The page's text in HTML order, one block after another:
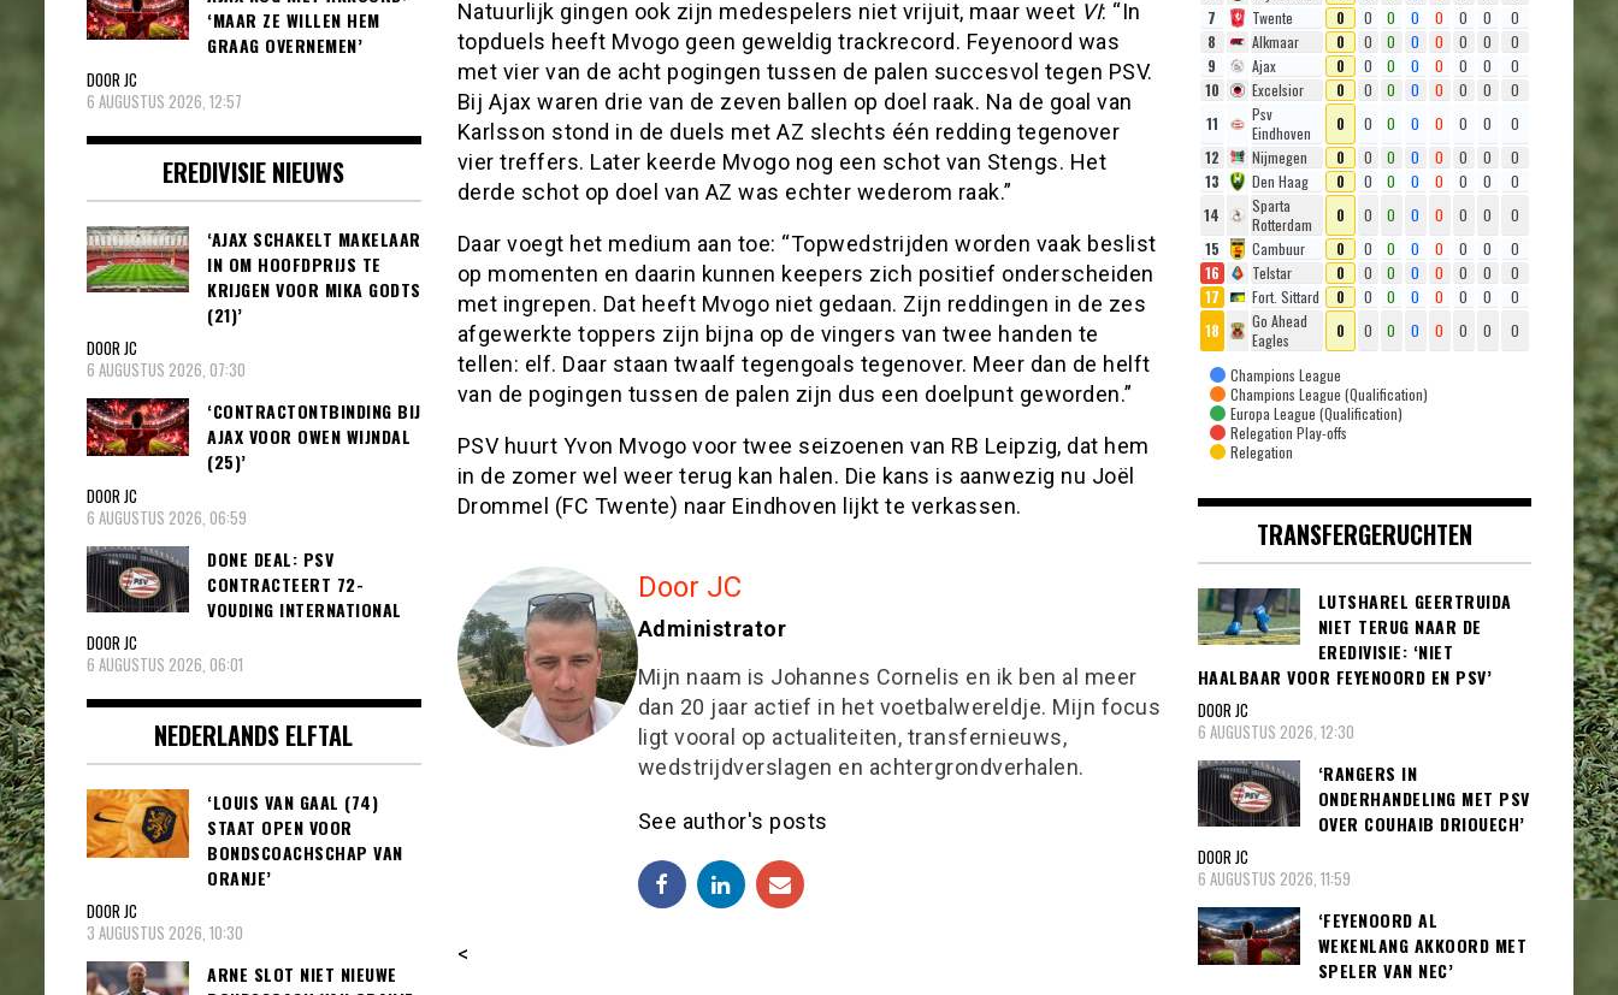
Natuurlijk gingen ook zijn medespelers niet vrijuit, maar weet VI: “In
topduels heeft Mvogo geen geweldig trackrecord. Feyenoord was
met vier van de acht pogingen tussen de palen succesvol tegen PSV.
Bij Ajax waren drie van de zeven ballen op doel raak. Na de goal van
Karlsson stond in de duels met AZ slechts één redding tegenover
vier treffers. Later keerde Mvogo nog een schot van Stengs. Het
derde schot op doel van AZ was echter wederom raak.”
Daar voegt het medium aan toe: “Topwedstrijden worden vaak beslist
op momenten en daarin kunnen keepers zich positief onderscheiden
met ingrepen. Dat heeft Mvogo niet gedaan. Zijn reddingen in de zes
afgewerkte toppers zijn bijna op de vingers van twee handen te
tellen: elf. Daar staan twaalf tegengoals tegenover. Meer dan de helft
van de pogingen tussen de palen zijn dus een doelpunt geworden.”
PSV huurt Yvon Mvogo voor twee seizoenen van RB Leipzig, dat hem
in de zomer wel weer terug kan halen. Die kans is aanwezig nu Joël
Drommel (FC Twente) naar Eindhoven lijkt te verkassen.
Door JC
Administrator
Mijn naam is Johannes Cornelis en ik ben al meer
dan 20 jaar actief in het voetbalwereldje. Mijn focus
ligt vooral op actualiteiten, transfernieuws,
wedstrijdverslagen en achtergrondverhalen.
See author's posts
<
‘MAAR ZE WILLEN HEM
GRAAG OVERNEMEN’
DOOR JC
6 AUGUSTUS 2026, 12:57
EREDIVISIE NIEUWS
‘AJAX SCHAKELT MAKELAAR
IN OM HOOFDPRIJS TE
KRIJGEN VOOR MIKA GODTS
(21)’
DOOR JC
6 AUGUSTUS 2026, 07:30
‘CONTRACTONTBINDING BIJ
AJAX VOOR OWEN WIJNDAL
(25)’
DOOR JC
6 AUGUSTUS 2026, 06:59
DONE DEAL: PSV
CONTRACTEERT 72-
VOUDING INTERNATIONAL
DOOR JC
6 AUGUSTUS 2026, 06:01
NEDERLANDS ELFTAL
‘LOUIS VAN GAAL (74)
STAAT OPEN VOOR
BONDSCOACHSCHAP VAN
ORANJE’
DOOR JC
3 AUGUSTUS 2026, 10:30
ARNE SLOT NIET NIEUWE
7
Twente 0 0 0 0 0 0 0
0
8
Alkmaar 0 0 0 0 0 0 0
0
9
Ajax 0 0 0 0 0 0 0
0
10
Excelsior 0 0 0 0 0 0 0
0
11
Psv
Eindhoven
0 0 0 0 0 0 0
0
12
Nijmegen 0 0 0 0 0 0 0
0
13
Den Haag 0 0 0 0 0 0 0
0
14
Sparta
Rotterdam
0 0 0 0 0 0 0
0
15
Cambuur 0 0 0 0 0 0 0
0
16
Telstar 0 0 0 0 0 0 0
0
17
Fort. Sittard 0 0 0 0 0 0 0
0
18
Go Ahead
Eagles
0 0 0 0 0 0 0 0
Champions League
Champions League (Qualification)
Europa League (Qualification)
Relegation Play-offs
Relegation
TRANSFERGERUCHTEN
LUTSHAREL GEERTRUIDA
NIET TERUG NAAR DE
EREDIVISIE: ‘NIET
HAALBAAR VOOR FEYENOORD EN PSV’
DOOR JC
6 AUGUSTUS 2026, 12:30
‘RANGERS IN
ONDERHANDELING MET PSV
OVER COUHAIB DRIOUECH’
DOOR JC
6 AUGUSTUS 2026, 11:59
‘FEYENOORD AL
WEKENLANG AKKOORD MET
SPELER VAN NEC’